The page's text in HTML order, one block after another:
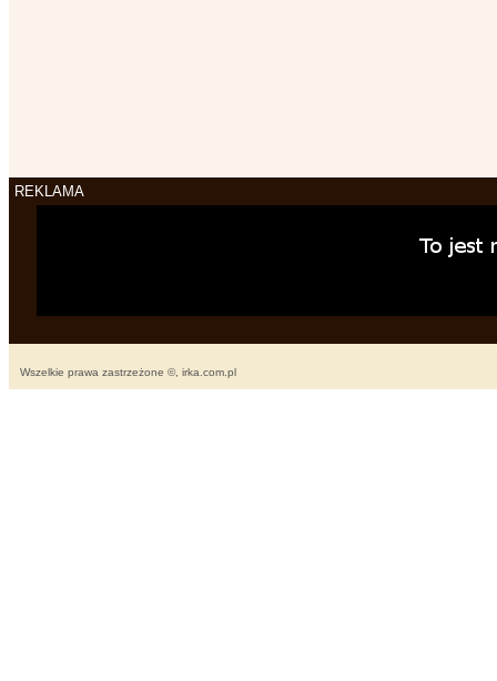
REKLAMA
Wszelkie prawa zastrzeżone ©, irka.com.pl